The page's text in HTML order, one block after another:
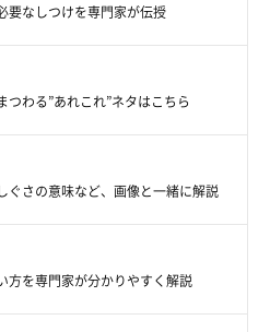
要なしつけを専門家が伝授
わる”あれこれ”ネタはこちら
ぐさの意味など、画像と一緒に解説
方を専門家が分かりやすく解説